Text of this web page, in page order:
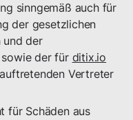
sinngemäß auch für
der gesetzlichen
und der
sowie der für ditix.io
Vertreter
für Schäden aus